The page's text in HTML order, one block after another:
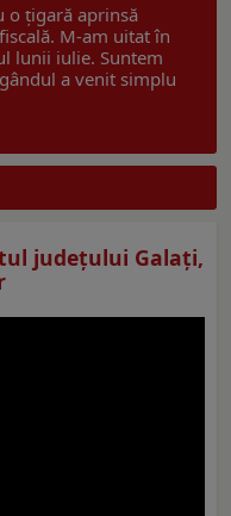
o țigară aprinsă
M-am uitat în
lunii iulie. Suntem
a venit simplu
judeţului Galaţi,